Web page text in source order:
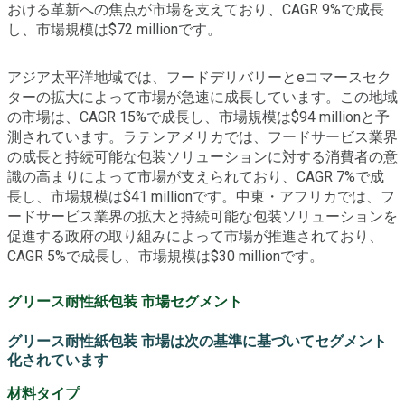
おける革新への焦点が市場を支えており、CAGR 9%で成長
し、市場規模は$72 millionです。
アジア太平洋地域では、フードデリバリーとeコマースセク
ターの拡大によって市場が急速に成長しています。この地域
の市場は、CAGR 15%で成長し、市場規模は$94 millionと予
測されています。ラテンアメリカでは、フードサービス業界
の成長と持続可能な包装ソリューションに対する消費者の意
識の高まりによって市場が支えられており、CAGR 7%で成
長し、市場規模は$41 millionです。中東・アフリカでは、フ
ードサービス業界の拡大と持続可能な包装ソリューションを
促進する政府の取り組みによって市場が推進されており、
CAGR 5%で成長し、市場規模は$30 millionです。
グリース耐性紙包装 市場セグメント
グリース耐性紙包装 市場は次の基準に基づいてセグメント
化されています
材料タイプ